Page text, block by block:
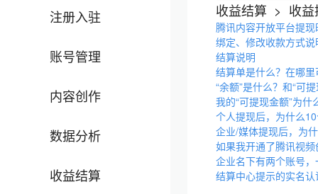
注册入驻
账号管理
内容创作
数据分析
收益结算
收益结算 > 收
腾讯内容开放平台提
绑定、修改收款方式说
结算说明
结算单是什么？在哪
“余额”是什么？和“可
我的“可提现金额”为什
个人提现后，为什么
企业/媒体提现后，为
如果我开通了腾讯视
企业名下有两个账号
结算中心提示的实名